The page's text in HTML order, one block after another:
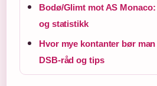
Bodø/Glimt mot AS
og statistikk
Hvor mye kontanter bør
DSB-råd og tips